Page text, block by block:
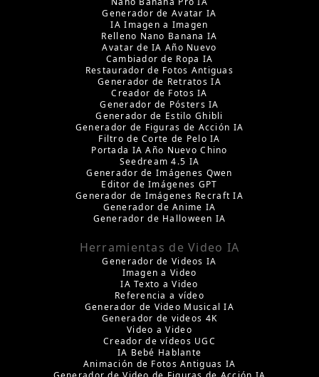
Generador de Avatar IA
IA Imagen a Imagen
Relleno Nano Banana IA
Avatar de IA Año Nuevo
Cambiador de Ropa IA
Restaurador de Fotos Antiguas
Generador de Retratos IA
Creador de Fotos IA
Generador de Pósters IA
Generador de Estilo Ghibli
Generador de Figuras de Acción IA
Filtro de Corte de Pelo IA
Portada IA Año Nuevo Chino
Seedream 4.5 IA
Generador de Imágenes Qwen
Editor de Imágenes GPT
Generador de Imágenes Recraft IA
Generador de Anime IA
Generador de Halloween IA
Herramientas de Video IA
Generador de Videos IA
Imagen a Video
IA Texto a Video
Referencia a vídeo
Generador de Video Musical IA
Generador de videos 4K
Video a Video
Creador de vídeos UGC
IA Bebé Hablante
Animación de Fotos Antiguas IA